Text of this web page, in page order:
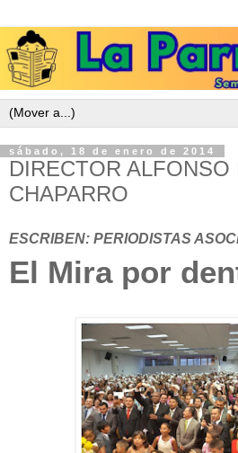
sábado, 18 de enero de 2014
DIRECTOR ALFONSO
CHAPARRO
ESCRIBEN: PERIODISTAS
El Mira por